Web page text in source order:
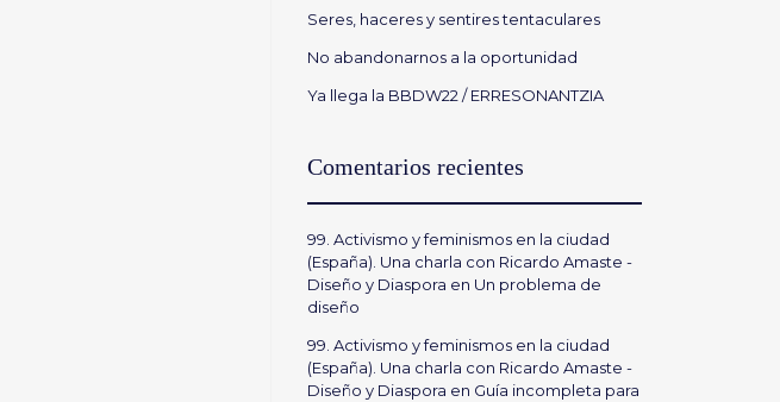
Seres, haceres y sentires tentaculares
No abandonarnos a la oportunidad
Ya llega la BBDW22 / ERRESONANTZIA
Comentarios recientes
99. Activismo y feminismos en la ciudad
(España). Una charla con Ricardo Amaste -
Diseño y Diaspora en Un problema de
diseño
99. Activismo y feminismos en la ciudad
(España). Una charla con Ricardo Amaste -
Diseño y Diaspora en Guía incompleta para